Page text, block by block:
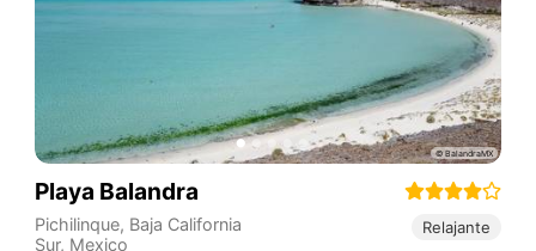
Playa Balandra
Pichilinque, Baja California
Sur, Mexico
Relajante